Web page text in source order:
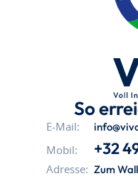
So
E-Mail:
Mobil: +32
Adresse: Zum